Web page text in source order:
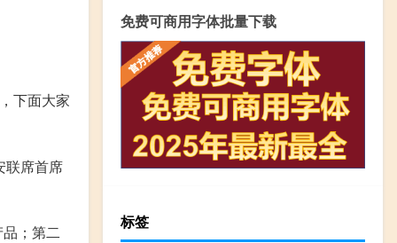
下面大家
联席首席
；第二
免费可商用字体批量下载
标签